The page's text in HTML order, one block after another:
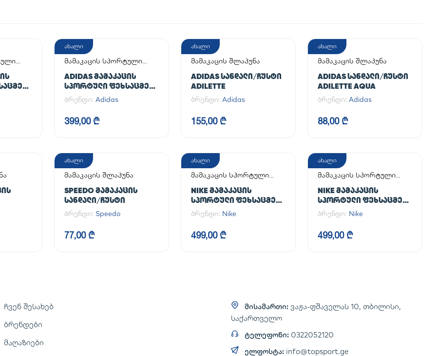
ახალი
მამაკაცის სპორტული
ADIDAS ᲛᲐᲛᲐᲙᲐᲪᲘᲡ
ᲡᲞᲝᲠᲢᲣᲚᲘ ᲤᲔᲮᲡᲐᲪᲛᲔᲚᲘ
HANDBALL SPEZIAL
ბრენდი: Adidas
399,00 ₾
ახალი
მამაკაცის შლაპუნა
ADIDAS ᲡᲐᲜᲓᲐᲚᲘ/ᲩᲣᲡᲢᲘ
ADILETTE
ბრენდი: Adidas
155,00 ₾
ახალი
მამაკაცის შლაპუნა
ADIDAS ᲡᲐᲜᲓᲐᲚᲘ/ᲩᲣᲡᲢᲘ
ADILETTE AQUA
ბრენდი: Adidas
88,00 ₾
ახალი
მამაკაცის შლაპუნა
SPEEDO ᲛᲐᲛᲐᲙᲐᲪᲘᲡ
ᲡᲐᲜᲓᲐᲚᲘ/ᲩᲣᲡᲢᲘ
ბრენდი: Speedo
77,00 ₾
ახალი
მამაკაცის სპორტული
NIKE ᲛᲐᲛᲐᲙᲐᲪᲘᲡ
ᲡᲞᲝᲠᲢᲣᲚᲘ ᲤᲔᲮᲡᲐᲪᲛᲔᲚᲘ
AIR FORCE 1 '07
ბრენდი: Nike
499,00 ₾
ახალი
მამაკაცის სპორტული
NIKE ᲛᲐᲛᲐᲙᲐᲪᲘᲡ
ᲡᲞᲝᲠᲢᲣᲚᲘ ᲤᲔᲮᲡᲐᲪᲛᲔᲚᲘ
AIR FORCE 1 '07
ბრენდი: Nike
499,00 ₾
ჩვენ შესახებ
ბრენდები
მაღაზიები
მისამართი: ვაჟა-ფშაველას 10, თბილისი,
საქართველო
ტელეფონი: 0322052120
ელფოსტა: info@topsport.ge